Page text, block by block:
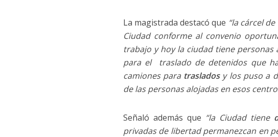
La magistrada destacó que “la cárcel
Ciudad conforme al convenio
trabajo y hoy la ciudad tiene personas
para el traslado de detenidos que
camiones para trasladosy los puso a
de las personas alojadas en esos
Señaló además que “la Ciudad tiene
privadas de libertad permanezcan en